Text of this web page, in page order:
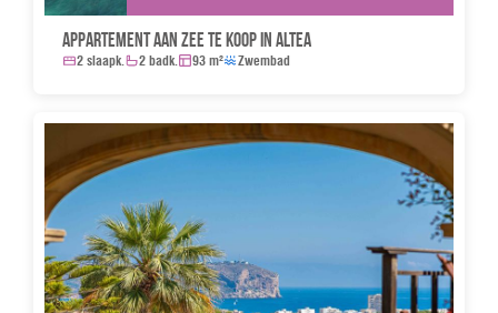
Appartement aan zee te koop in Altea
2 slaapk. 2 badk. 93 m² Zwembad